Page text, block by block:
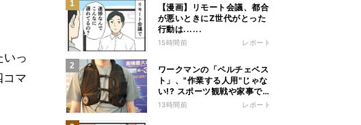
いっ
マ
【漫画】リモート会議、都合
が悪いときにZ世代がとった
行動は......
15時間前 レポート
ワークマンの「ペルチェベス
ト」、"作業する人用"じゃな
い!? スポーツ観戦や家事で
の熱中症&冷え対策に――話
13時間前 レポート